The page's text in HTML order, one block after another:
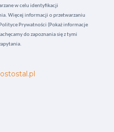
w celu identyfikacji
Więcej informacji o przetwarzaniu
Polityce Prywatności (Pokaż informacje
do zapoznania się z tymi